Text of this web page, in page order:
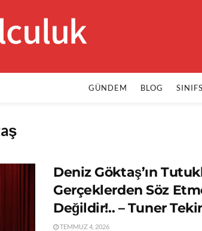
GÜNDEM BLOG
Deniz Göktaş’ın
Gerçeklerden Söz
Değildir!.. – Tuner
TEMMUZ 4, 2026